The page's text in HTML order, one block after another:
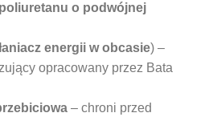
poliuretanu o podwójnej
energii w obcasie) –
opracowany przez Bata
– chroni przed